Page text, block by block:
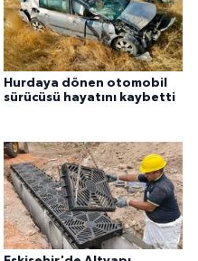
Hurdaya dönen otomobil
sürücüsü hayatını kaybetti